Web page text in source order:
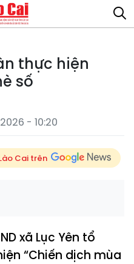
thực hiện
số
- 10:20
Cai trên
xã Lục Yên tổ
“Chiến dịch mùa